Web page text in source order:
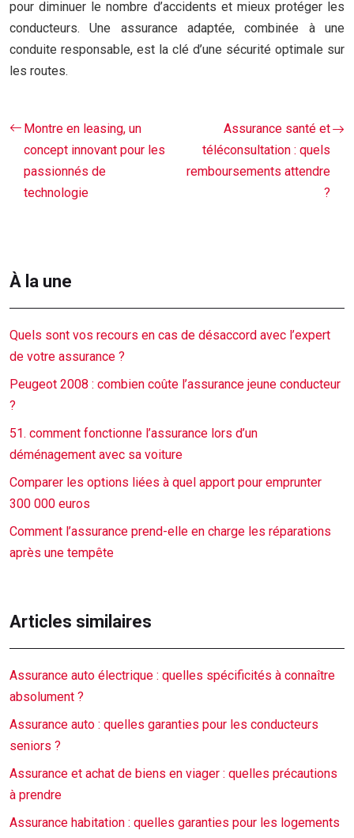
pour diminuer le nombre d’accidents et mieux protéger les
conducteurs. Une assurance adaptée, combinée à une
conduite responsable, est la clé d’une sécurité optimale sur
les routes.
Montre en leasing, un
concept innovant pour les
passionnés de
technologie
Assurance santé et
téléconsultation : quels
remboursements attendre
?
À la une
Quels sont vos recours en cas de désaccord avec l’expert
de votre assurance ?
Peugeot 2008 : combien coûte l’assurance jeune conducteur
?
51. comment fonctionne l’assurance lors d’un
déménagement avec sa voiture
Comparer les options liées à quel apport pour emprunter
300 000 euros
Comment l’assurance prend-elle en charge les réparations
après une tempête
Articles similaires
Assurance auto électrique : quelles spécificités à connaître
absolument ?
Assurance auto : quelles garanties pour les conducteurs
seniors ?
Assurance et achat de biens en viager : quelles précautions
à prendre
Assurance habitation : quelles garanties pour les logements